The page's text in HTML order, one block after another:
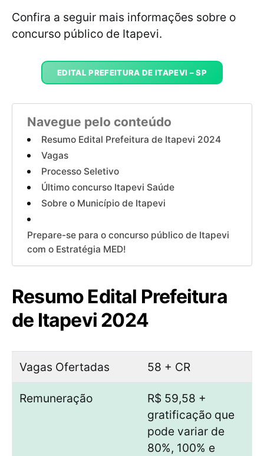
Confira a seguir mais informações sobre o
concurso público de Itapevi.
EDITAL PREFEITURA DE ITAPEVI – SP
Navegue pelo conteúdo
Resumo Edital Prefeitura de Itapevi 2024
Vagas
Processo Seletivo
Último concurso Itapevi Saúde
Sobre o Município de Itapevi
Prepare-se para o concurso público de Itapevi
com o Estratégia MED!
Resumo Edital Prefeitura
de Itapevi 2024
Vagas Ofertadas 58 + CR
Remuneração
R$ 59,58 +
gratificação que
pode variar de
80%, 100% e